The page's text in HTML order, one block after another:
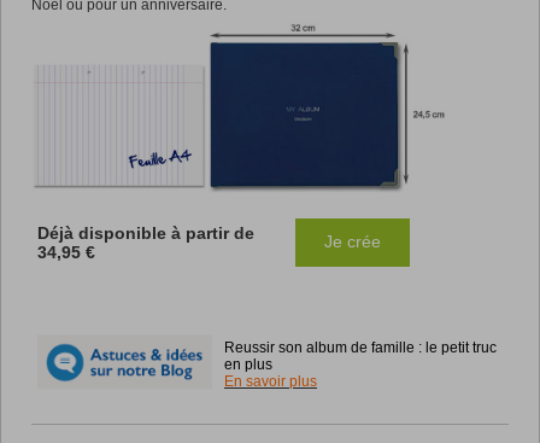
Noël ou pour un anniversaire.
Déjà disponible à partir de
34,95 €
Je crée
Reussir son album de famille : le petit truc
en plus
En savoir plus